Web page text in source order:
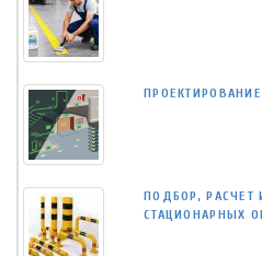
ПОДБОР,
СТАЦИОНАРНЫХ